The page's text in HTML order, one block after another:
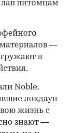
питомцам
материалов —
в
Noble.
локдаун
жизнь с
знают —